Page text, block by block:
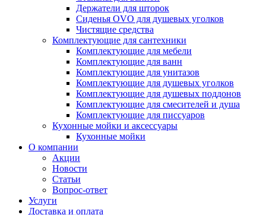
Держатели для шторок
Сиденья OVO для душевых уголков
Чистящие средства
Комплектующие для сантехники
Комплектующие для мебели
Комплектующие для ванн
Комплектующие для унитазов
Комплектующие для душевых уголков
Комплектующие для душевых поддонов
Комплектующие для смесителей и душа
Комплектующие для писсуаров
Кухонные мойки и аксессуары
Кухонные мойки
О компании
Акции
Новости
Статьи
Вопрос-ответ
Услуги
Доставка и оплата